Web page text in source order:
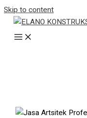
Skip to content